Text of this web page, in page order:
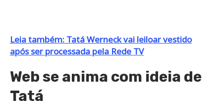
Leia também: Tatá Werneck vai leiloar vestido
após ser processada pela Rede TV
Web se anima com ideia de
Tatá